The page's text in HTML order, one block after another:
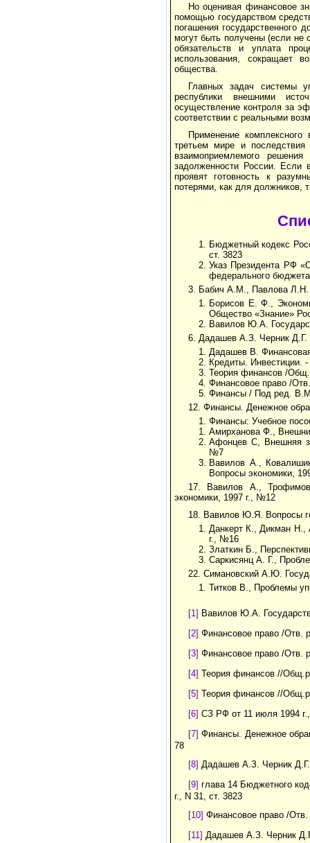
Но оценивая финансовое
помощью государством
погашения государственного
могут быть получены (если не
обязательств и уплата
использования, сокращает
общества.
Главных задач системы
республики внешними
осуществление контроля за
соответствии с реальными
Применение
третьем мире и
взаимоприемлемого
задолженности России. Если
проявят готовность к
потерями, как для должников,
Бюджетный кодекс
ст. 3823
Указ Прези­дента РФ
федерального
3. Бабич А.М., Павлова
Борисов Е. Ф.,
Общество «Знание»
Вавилов Ю.А.
6. Дадашев А.З. Черник
Дадашев В.
Кредиты. Инвестиции.
Теория финансов /
Финансовое право /
Финансы / Под ред.
12. Финансы. Денежное
Финансы: Учебное
Амирханова Ф.,
Афонцев С, Внешняя
№7
Вавилов А.,
Вопросы экономики,
17. Вавилов А., Трофимов
экономики, 1997 г., №12
18. Вавилов Ю.Я. Вопросы
Данкерт К., Дикман Н.,
г., №16
Златкин Б.,
Саркисянц А. Г.,
22. Симановский А.Ю.
Титков В., Проблемы
[1] Вавилов Ю.А.
[2] Финансовое право /
[3] Финансовое право /
[4] Теория финансов //
[5] Теория финансов //
[6] СЗ РФ от 11 июля 1994 г.,
[7] Финансы. Денежное
78
[8] Дадашев А.З. Черник
[9] глава 14 Бюджетного
г., N 31, ст. 3823
[10] Финансовое право /
[11] Дадашев А.З. Черник